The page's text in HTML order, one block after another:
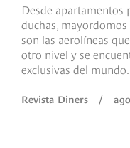
Desde apartamentos
duchas,
son las aerolíneas
otro nivel y se
exclusivas del mundo.
Revista Diners /